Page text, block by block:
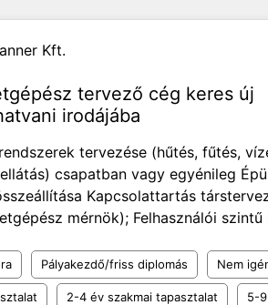
Kft.
tervező cég keres új
irodájába
tervezése (hűtés, fűtés,
csapatban vagy egyénileg
Kapcsolattartás
mérnök); Felhasználói
Pályakezdő/friss diplomás Nem
2-4 év szakmai tapasztalat 5-